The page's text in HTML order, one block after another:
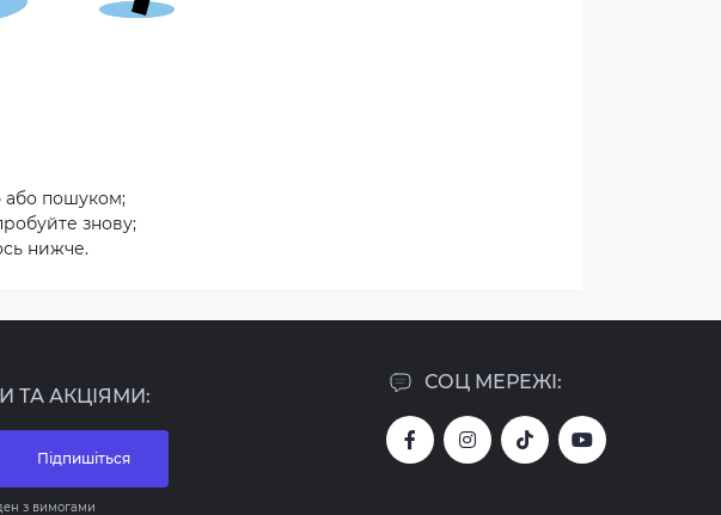
або пошуком;
знову;
нижче.
СОЦ МЕРЕЖІ:
ТА АКЦІЯМИ:
Підпишіться
з вимогами